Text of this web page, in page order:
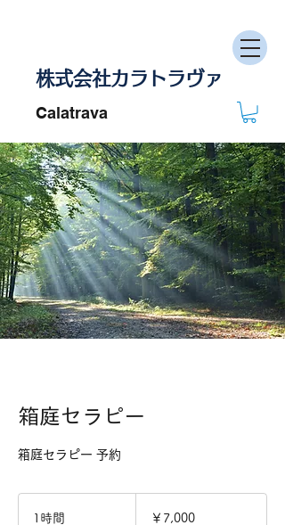
株式会社カラトラヴァ
Calatrava
箱庭セラピー
箱庭セラピー 予約
1時間 ￥7,000